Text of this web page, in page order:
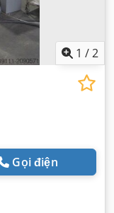
1 /2
Gọi điện